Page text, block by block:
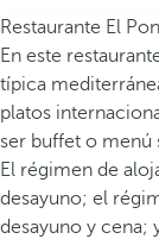
Restaurante El
En este
típica
platos
ser buffet o menú
El régimen de
desayuno; el
desayuno y cena;